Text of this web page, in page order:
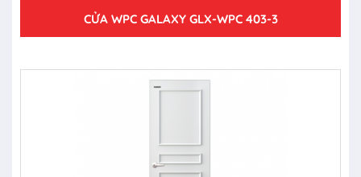
CỬA WPC GALAXY GLX-WPC 403-3